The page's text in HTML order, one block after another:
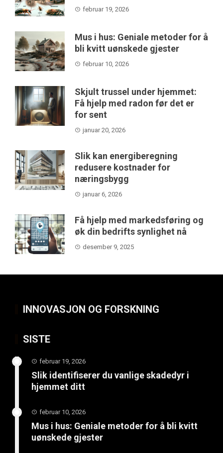
februar 19, 2026
Mus i hus: Geniale metoder for å
bli kvitt uønskede gjester
februar 10, 2026
Skjult trussel under hjemmet:
Få hjelp med radon før det er
for sent
januar 20, 2026
Slik kan energiberegning
redusere kostnader for
næringsbygg
januar 6, 2026
Få hjelp med markedsføring og
øk din bedrifts synlighet nå
desember 9, 2025
INNOVASJON OG FORSKNING
SISTE
februar 19, 2026
Slik identifiserer du vanlige skadedyr i
hjemmet ditt
februar 10, 2026
Mus i hus: Geniale metoder for å bli kvitt
uønskede gjester